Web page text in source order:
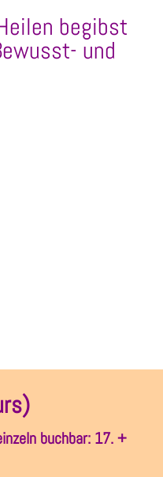
begibst
und
buchbar: 17. +